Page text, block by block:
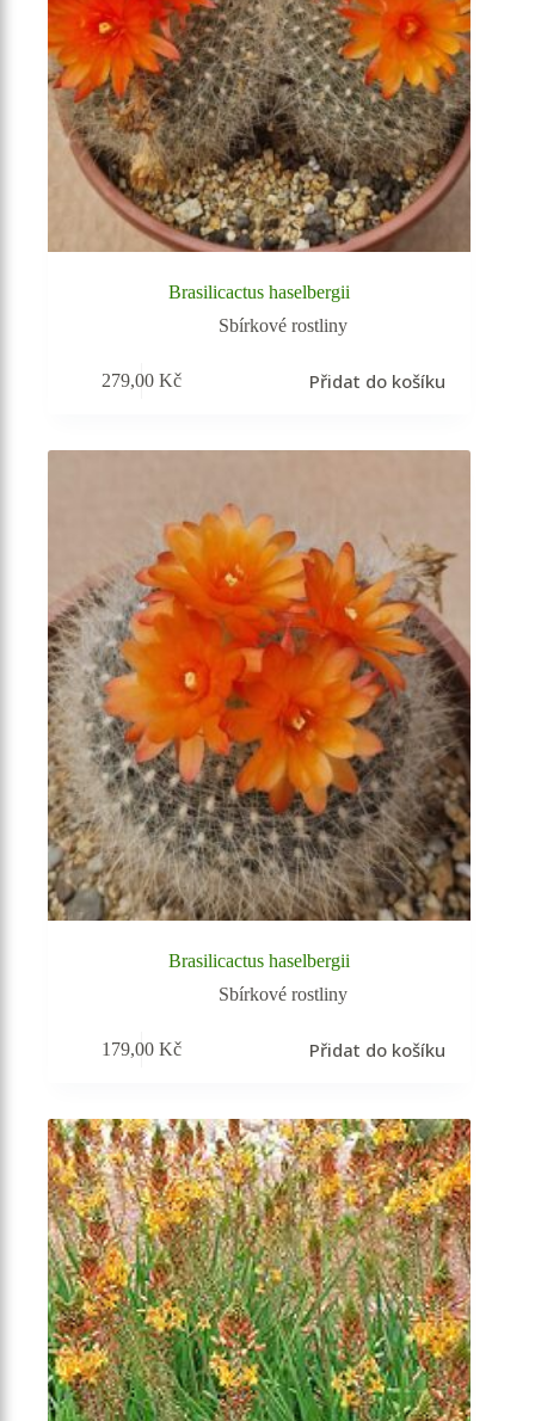
Brasilicactus haselbergii
Sbírkové rostliny
279,00Kč Přidat do košíku
Brasilicactus haselbergii
Sbírkové rostliny
179,00Kč Přidat do košíku